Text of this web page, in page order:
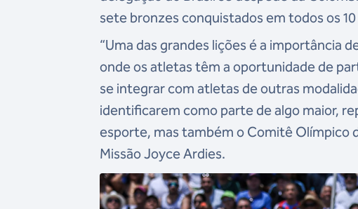
sete bronzes conquistados em todos os
“Uma das grandes lições é a importância
onde os atletas têm a oportunidade de
se integrar com atletas de outras
identificarem como parte de algo maior,
esporte, mas também o Comitê Olímpico
Missão Joyce Ardies.